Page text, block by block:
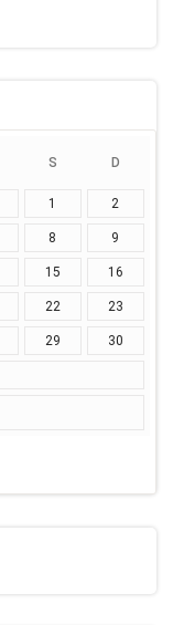
S D
1 2
8 9
15 16
22 23
29 30